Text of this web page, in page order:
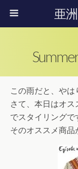
亜
この雨だと、やは
さて、本日はオ
でスタイリングで
そのオススメ商品